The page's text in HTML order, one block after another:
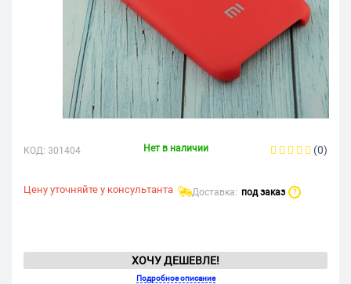
КОД: 301404 Нет в наличии (0)
Цену уточняйте у консультанта Доставка: под заказ ?
ХОЧУ ДЕШЕВЛЕ!
Подробное описание